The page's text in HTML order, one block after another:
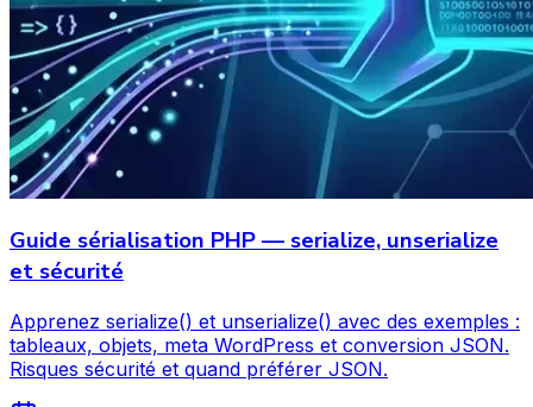
Guide sérialisation PHP — serialize, unserialize
et sécurité
Apprenez serialize() et unserialize() avec des exemples :
tableaux, objets, meta WordPress et conversion JSON.
Risques sécurité et quand préférer JSON.